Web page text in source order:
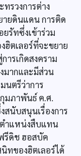
รวงการต่าง
ายดินแดน การติด
ยรัทซึ่งเข้าร่วม
ฮิตเลอร์ที่จะขยาย
ารเกิดสงคราม
มากและมีส่วน
นตรีว่าการ
มภาพันธ์ ค.ศ.
นับสนุนเรื่องการ
ำแหน่งสืบแทน
รีดิช ฮอสบัค
ทของฮิตเลอร์ได้